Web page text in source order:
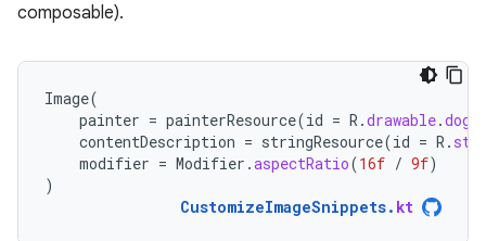
composable).
Image(
painter = painterResource(id = R .drawable.dog
contentDescription = stringResource(id = R .
modifier = Modifier .aspectRatio(16f / 9f)
)
CustomizeImageSnippets. kt